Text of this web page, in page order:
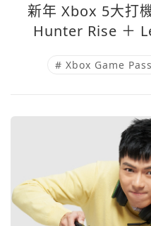
新年 Xbox 5大打
Hunter Rise ＋
# Xbox Game Pass